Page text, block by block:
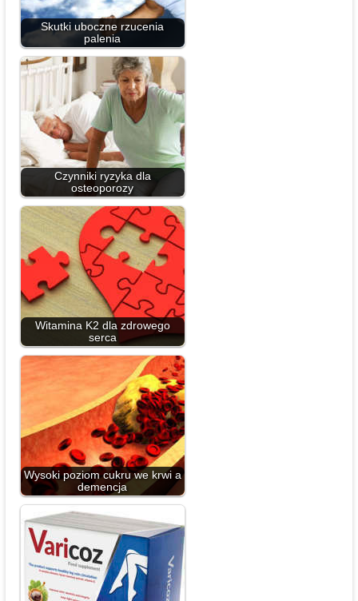
Skutki uboczne rzucenia
palenia
Czynniki ryzyka dla
osteoporozy
Witamina K2 dla zdrowego
serca
Wysoki poziom cukru we krwi a
demencja